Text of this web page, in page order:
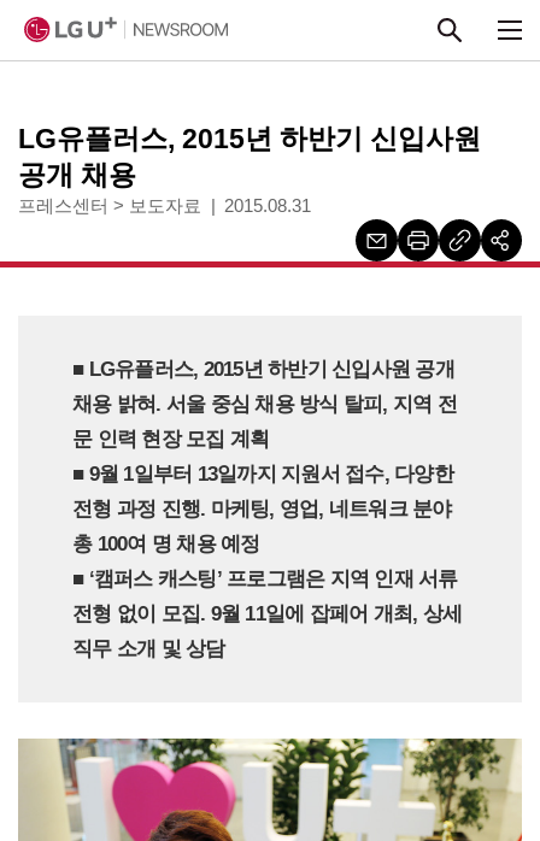
LG유플러스, 2015년 하반기 신입사원
공개 채용
프레스센터 > 보도자료 2015.08.31
■ LG유플러스, 2015년 하반기 신입사원 공개
채용 밝혀. 서울 중심 채용 방식 탈피, 지역 전
문 인력 현장 모집 계획
■ 9월 1일부터 13일까지 지원서 접수, 다양한
전형 과정 진행. 마케팅, 영업, 네트워크 분야
총 100여 명 채용 예정
■ ‘캠퍼스 캐스팅’ 프로그램은 지역 인재 서류
전형 없이 모집. 9월 11일에 잡페어 개최, 상세
직무 소개 및 상담